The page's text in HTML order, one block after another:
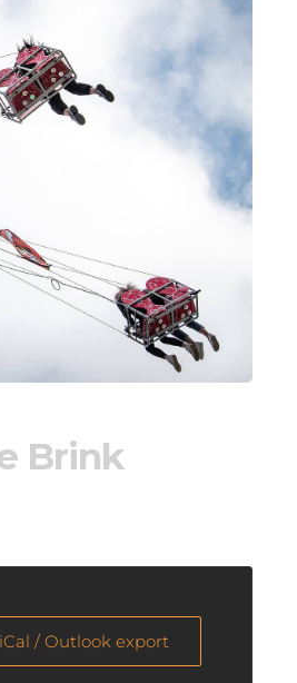
Brink
/ Outlook export